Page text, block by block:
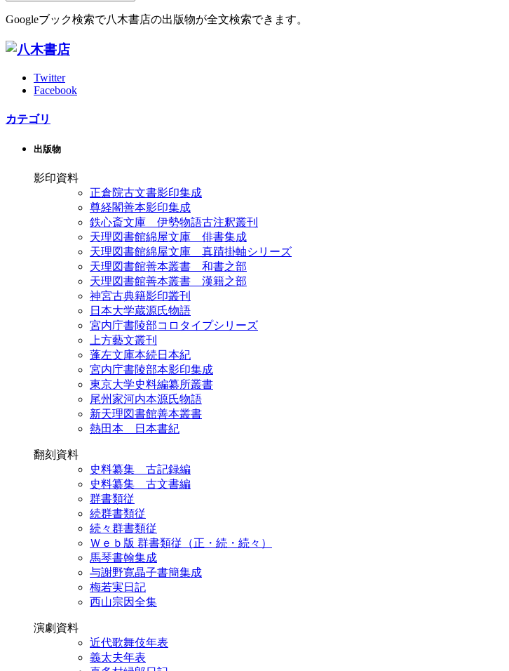
Googleブック検索で八木書店の出版物が全文検索できます。
Twitter
Facebook
カテゴリ
出版物
影印資料
正倉院古文書影印集成
尊経閣善本影印集成
鉄心斎文庫 伊勢物語古注釈叢刊
天理図書館綿屋文庫 俳書集成
天理図書館綿屋文庫 真蹟掛軸シリーズ
天理図書館善本叢書 和書之部
天理図書館善本叢書 漢籍之部
神宮古典籍影印叢刊
日本大学蔵源氏物語
宮内庁書陵部コロタイプシリーズ
上方藝文叢刊
蓬左文庫本続日本紀
宮内庁書陵部本影印集成
東京大学史料編纂所叢書
尾州家河内本源氏物語
新天理図書館善本叢書
熱田本 日本書紀
翻刻資料
史料纂集 古記録編
史料纂集 古文書編
群書類従
続群書類従
続々群書類従
Ｗｅｂ版 群書類従（正・続・続々）
馬琴書翰集成
与謝野寛晶子書簡集成
梅若実日記
西山宗因全集
演劇資料
近代歌舞伎年表
義太夫年表